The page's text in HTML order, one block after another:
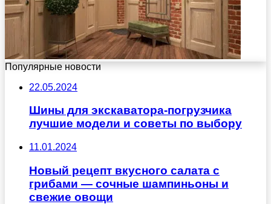
Популярные новости
22.05.2024
Шины для экскаватора-погрузчика
лучшие модели и советы по выбору
11.01.2024
Новый рецепт вкусного салата с
грибами — сочные шампиньоны и
свежие овощи